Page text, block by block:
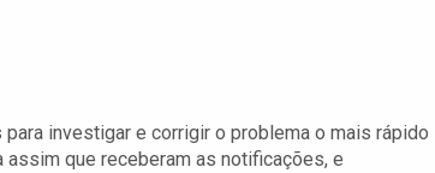
investigar e corrigir o problema o mais rápido
que receberam as notificações, e